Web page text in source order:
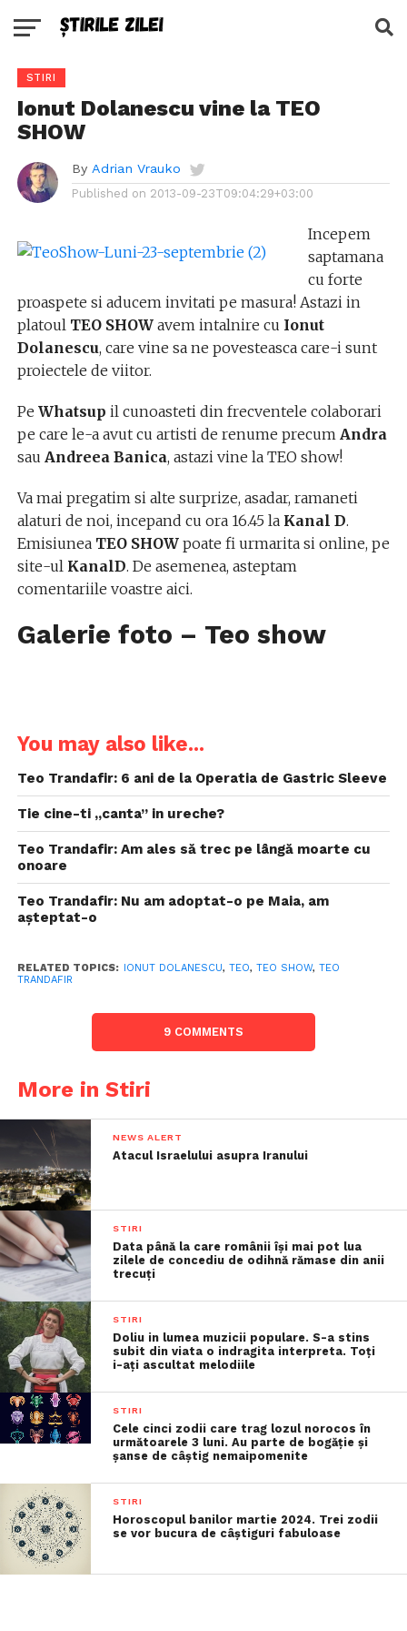
STIRI
Ionut Dolanescu vine la TEO
SHOW
By Adrian Vrauko
Published on 2013-09-23T09:04:29+03:00
Incepem
saptamana
cu forte
proaspete si aducem invitati pe masura! Astazi in
platoul TEO SHOWavem intalnire cu Ionut
Dolanescu, care vine sa ne povesteasca care-i sunt
proiectele de viitor.
Pe Whatsup il cunoasteti din frecventele colaborari
pe care le-a avut cu artisti de renume precum Andra
sau Andreea Banica, astazi vine la TEO show!
Va mai pregatim si alte surprize, asadar, ramaneti
alaturi de noi, incepand cu ora 16.45 la Kanal D.
Emisiunea TEO SHOWpoate fi urmarita si online, pe
site-ul KanalD. De asemenea, asteptam
comentariile voastre aici.
Galerie foto – Teo show
You may also like...
Teo Trandafir: 6 ani de la Operatia de Gastric Sleeve
Tie cine-ti „canta” in ureche?
Teo Trandafir: Am ales să trec pe lângă moarte cu
onoare
Teo Trandafir: Nu am adoptat-o pe Maia, am
așteptat-o
RELATED TOPICS: IONUT DOLANESCU, TEO, TEO SHOW, TEO
TRANDAFIR
9 COMMENTS
More in Stiri
NEWS ALERT
Atacul Israelului asupra Iranului
STIRI
Data până la care românii îşi mai pot lua
zilele de concediu de odihnă rămase din anii
trecuţi
STIRI
Doliu in lumea muzicii populare. S-a stins
subit din viata o indragita interpreta. Toți
i-ați ascultat melodiile
STIRI
Cele cinci zodii care trag lozul norocos în
următoarele 3 luni. Au parte de bogăție și
șanse de câștig nemaipomenite
STIRI
Horoscopul banilor martie 2024. Trei zodii
se vor bucura de câștiguri fabuloase